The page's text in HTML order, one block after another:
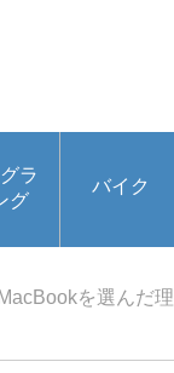
ラ
グ
バイク
を選んだ